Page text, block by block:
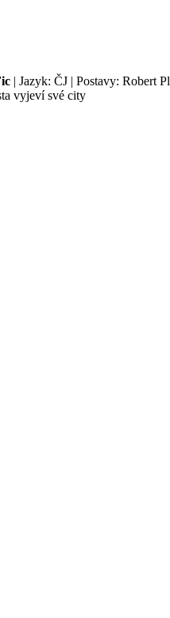
| Jazyk: ČJ | Postavy: Robert
vyjeví své city